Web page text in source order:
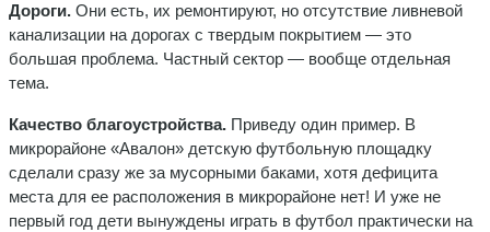
Дороги. Они есть, их ремонтируют, но отсутствие ливневой
канализации на дорогах с твердым покрытием — это
большая проблема. Частный сектор — вообще отдельная
тема.
Качество благоустройства. Приведу один пример. В
микрорайоне «Авалон» детскую футбольную площадку
сделали сразу же за мусорными баками, хотя дефицита
места для ее расположения в микрорайоне нет! И уже не
первый год дети вынуждены играть в футбол практически на